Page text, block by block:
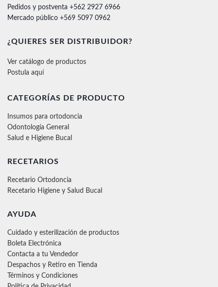
Pedidos y postventa +562 2927 6966
Mercado público +569 5097 0962
¿QUIERES SER DISTRIBUIDOR?
Ver catálogo de productos
Postula aquí
CATEGORÍAS DE PRODUCTO
Insumos para ortodoncia
Odontología General
Salud e Higiene Bucal
RECETARIOS
Recetario Ortodoncia
Recetario Higiene y Salud Bucal
AYUDA
Cuidado y esterilización de productos
Boleta Electrónica
Contacta a tu Vendedor
Despachos y Retiro en Tienda
Términos y Condiciones